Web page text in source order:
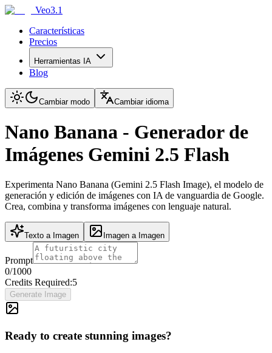
Veo3.1
Características
Precios
Herramientas IA
Blog
Cambiar modo Cambiar idioma
Nano Banana - Generador de
Imágenes Gemini 2.5 Flash
Experimenta Nano Banana (Gemini 2.5 Flash Image), el modelo de
generación y edición de imágenes con IA de vanguardia de Google.
Crea, combina y transforma imágenes con lenguaje natural.
Texto a Imagen Imagen a Imagen
Prompt
0/1000
Credits Required:5
Generate Image
Ready to create stunning images?